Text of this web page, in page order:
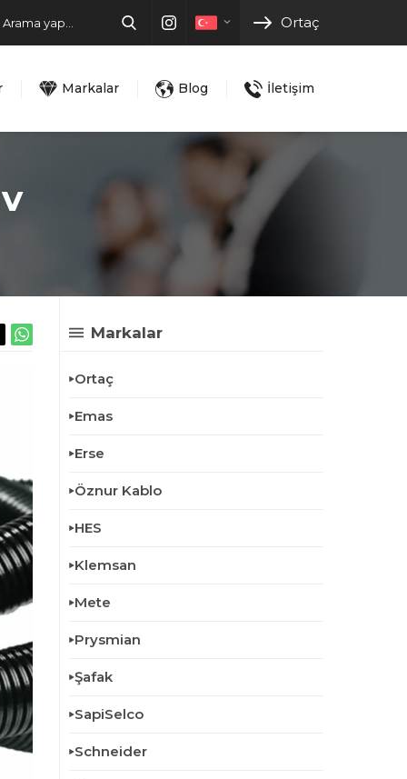
Ortaç
Markalar Blog İletişim
Markalar
Ortaç
Emas
Erse
Öznur Kablo
HES
Klemsan
Mete
Prysmian
Şafak
SapiSelco
Schneider